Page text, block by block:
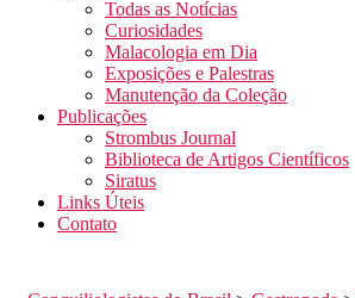
Todas as Notícias
Curiosidades
Malacologia em Dia
Exposições e Palestras
Manutenção da Coleção
Publicações
Strombus Journal
Biblioteca de Artigos Científicos
Siratus
Links Úteis
Contato